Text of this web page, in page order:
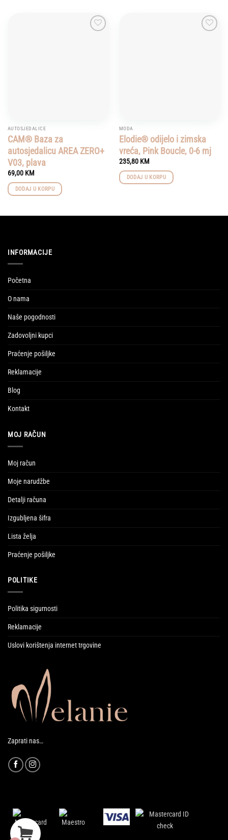
AUTOSJEDALICE
CAM® Baza za
autosjedalicu AREA ZERO+
V03, plava
69,00 KM
DODAJ U KORPU
MODA
Elodie® odijelo i zimska
vreća, Pink Boucle, 0-6 mj
235,80 KM
DODAJ U KORPU
INFORMACIJE
Početna
O nama
Naše pogodnosti
Zadovoljni kupci
Praćenje pošiljke
Reklamacije
Blog
Kontakt
MOJ RAČUN
Moj račun
Moje narudžbe
Detalji računa
Izgubljena šifra
Lista želja
Praćenje pošiljke
POLITIKE
Politika sigurnosti
Reklamacije
Uslovi korištenja internet trgovine
Zaprati nas…